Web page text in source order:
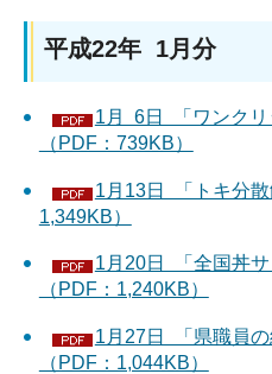
平成22年 1月分
1月 6日 「ワンクリ
（PDF：739KB）
1月13日 「トキ分散
1,349KB）
1月20日 「全国丼サ
（PDF：1,240KB）
1月27日 「県職員の
（PDF：1,044KB）